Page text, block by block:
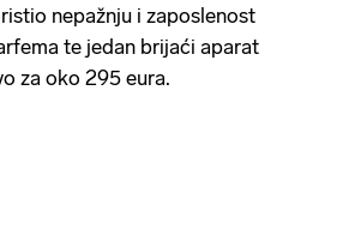
nepažnju i zaposlenost
te jedan brijaći aparat
za oko 295 eura.